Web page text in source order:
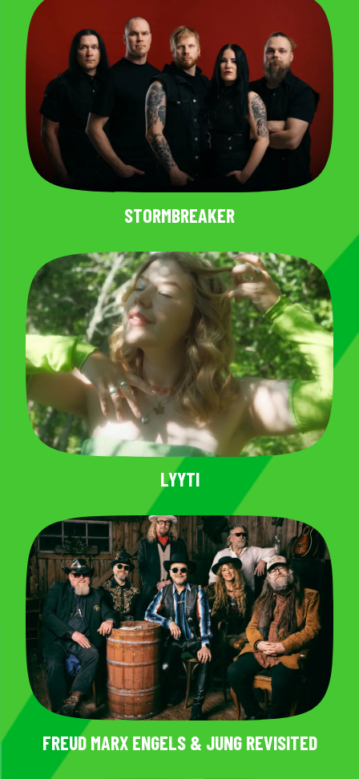
STORMBREAKER
LYYTI
FREUD MARX ENGELS & JUNG REVISITED